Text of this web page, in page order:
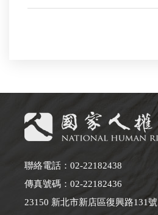
聯絡電話：02-22182438
傳真號碼：02-22182436
23150 新北市新店區復興路131號